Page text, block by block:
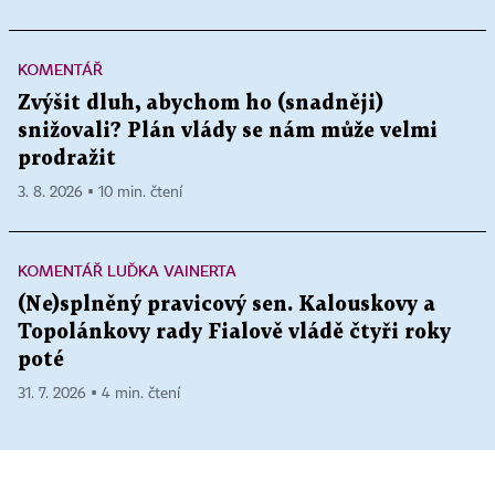
KOMENTÁŘ
Zvýšit dluh, abychom ho (snadněji)
snižovali? Plán vlády se nám může velmi
prodražit
3. 8. 2026 ▪ 10 min. čtení
KOMENTÁŘ LUĎKA VAINERTA
(Ne)splněný pravicový sen. Kalouskovy a
Topolánkovy rady Fialově vládě čtyři roky
poté
31. 7. 2026 ▪ 4 min. čtení